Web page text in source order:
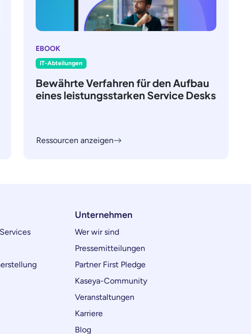
EBOOK
IT-Abteilungen
Bewährte Verfahren für den Aufbau
eines leistungsstarken Service Desks
Ressourcen anzeigen
Unternehmen
Wer wir sind
Pressemitteilungen
Partner First Pledge
Kaseya-Community
Veranstaltungen
Karriere
Blog